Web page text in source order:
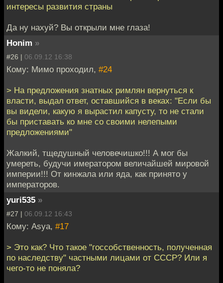
интересы развития страны
Да ну нахуй? Вы открыли мне глаза!
Honim »
#26 | 06.09.12 16:38
Кому: Мимо проходил, #24
> На предложения знатных римлян вернуться к
власти, выдал ответ, оставшийся в веках: "Если бы
вы видели, какую я вырастил капусту, то не стали
бы приставать ко мне со своими нелепыми
предложениями"
Жалкий, тщедушный человечишко!!! А мог бы
умереть, будучи имератором величайшей мировой
империи!!! От кинжала или яда, как принято у
императоров.
yuri535 »
#27 | 06.09.12 16:43
Кому: Asya, #17
> Это как? Что такое "госсобственность, полученная
по наследству" частными лицами от СССР? Или я
чего-то не поняла?